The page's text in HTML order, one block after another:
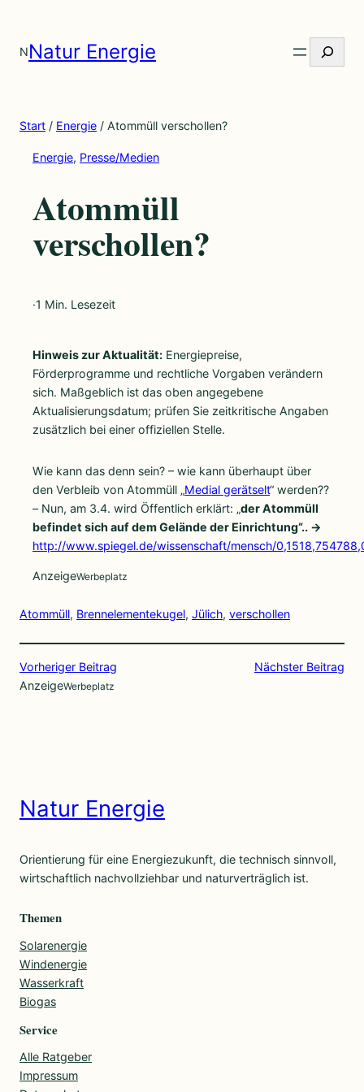
springen
NNatur Energie
Website
Start / Energie / Atommüll verschollen?
Energie, Presse/Medien
Atommüll
verschollen?
·1 Min. Lesezeit
Hinweis zur Aktualität: Energiepreise,
Förderprogramme und rechtliche Vorgaben verändern
sich. Maßgeblich ist das oben angegebene
Aktualisierungsdatum; prüfen Sie zeitkritische Angaben
zusätzlich bei einer offiziellen Stelle.
Wie kann das denn sein? – wie kann überhaupt über
den Verbleib von Atommüll „Medial gerätselt“ werden??
– Nun, am 3.4. wird Öffentlich erklärt: „der Atommüll
befindet sich auf dem Gelände der Einrichtung“.. ->
http://www.spiegel.de/wissenschaft/mensch/
AnzeigeWerbeplatz
Atommüll, Brennelementekugel, Jülich, verschollen
Vorheriger Beitrag
Nächster Beitrag
AnzeigeWerbeplatz
Natur Energie
Orientierung für eine Energiezukunft, die technisch sinnvoll,
wirtschaftlich nachvollziehbar und naturverträglich ist.
Themen
Solarenergie
Windenergie
Wasserkraft
Biogas
Service
Alle Ratgeber
Impressum